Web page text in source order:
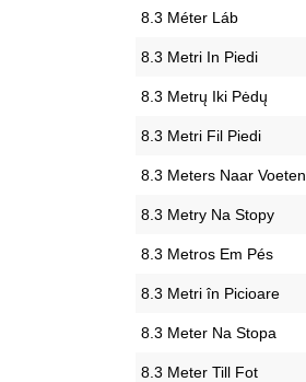
‎8.3 Méter Láb
‎8.3 Metri In Piedi
‎8.3 Metrų Iki Pėdų
‎8.3 Metri Fil Piedi
‎8.3 Meters Naar Voeten
‎8.3 Metry Na Stopy
‎8.3 Metros Em Pés
‎8.3 Metri în Picioare
‎8.3 Meter Na Stopa
‎8.3 Meter Till Fot